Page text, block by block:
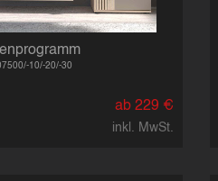
10/-20/-30
ab 229 €
inkl. MwSt.